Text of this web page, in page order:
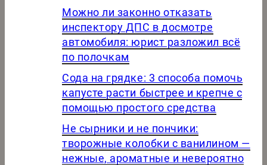
Можно ли законно отказать
инспектору ДПС в досмотре
автомобиля: юрист разложил всё
по полочкам
Сода на грядке: 3 способа помочь
капусте расти быстрее и крепче с
помощью простого средства
Не сырники и не пончики:
творожные колобки с ванилином —
нежные, ароматные и невероятно